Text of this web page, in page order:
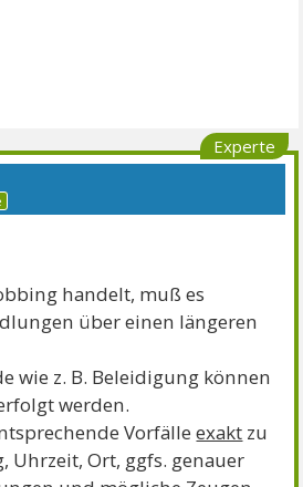
Experte
handelt, muß es
über einen längeren
wie z. B. Beleidigung können
werden.
Vorfälleexakt zu
Uhrzeit, Ort, ggfs. genauer